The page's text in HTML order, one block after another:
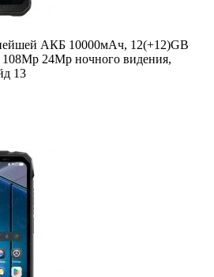
АКБ 10000мАч, 12(+12)GB
24Mp ночного видения,
13